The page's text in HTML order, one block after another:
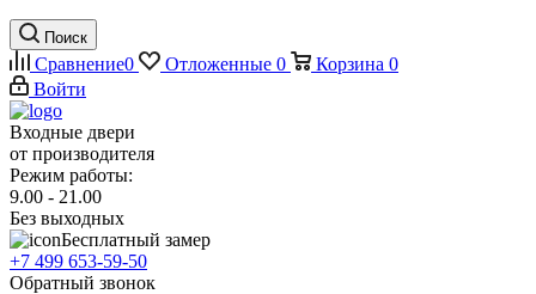
Поиск
Сравнение0 Отложенные 0 Корзина 0
Войти
Входные двери
от производителя
Режим работы:
9.00 - 21.00
Без выходных
Бесплатный замер
+7 499 653-59-50
Обратный звонок